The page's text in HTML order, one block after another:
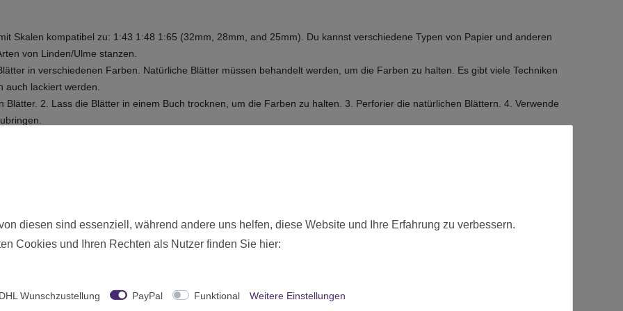
Skalen kompatibel zu: 1:43 1:48 1:65 (32mm, 28mm, and 25mm). Du kannst verschiedene Typen von Papier und anderen
von Linden/Ulme stanzen.
in verschiedenen Farben. Natürliche Blätter müssen behandelt werden, um die Farben zu halten. Es gibt viele Techniken
auch lackiert werden.
2. Lass die Blätter in einem Buch trocknen, um die Farben zu halten. 3. Perforier die natürlichen Blättern. 4. Verwende
Neu
18766
Green Stuff World
diesen sind essenziell, während andere uns helfen, diese Website und Ihre Erfahrung zu verbessern.
Cookies und Ihren Rechten als Nutzer finden Sie hier:
DHL Wunschzustellung PayPal Funktional Weitere Einstellungen